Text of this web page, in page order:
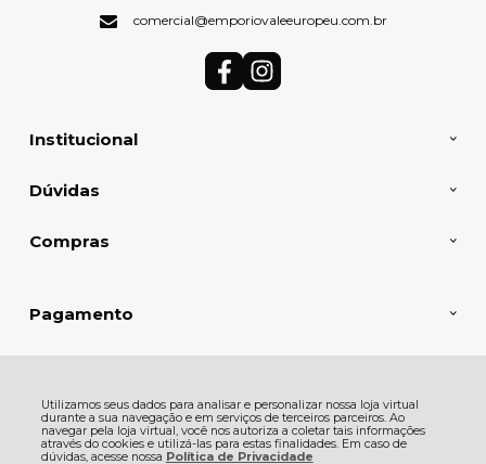
Utilizamos seus dados para analisar e personalizar nossa loja virtual
durante a sua navegação e em serviços de terceiros parceiros. Ao
navegar pela loja virtual, você nos autoriza a coletar tais informações
através do cookies e utilizá-las para estas finalidades. Em caso de
dúvidas, acesse nossa Política de Privacidade
Institucional
Dúvidas
Compras
comercial@emporiovaleeuropeu.com.br
Pagamento
EIN PROSIT DISTRIBUIDORA E EVENTOS LTDA, Rua dos Atiradores - 45 -